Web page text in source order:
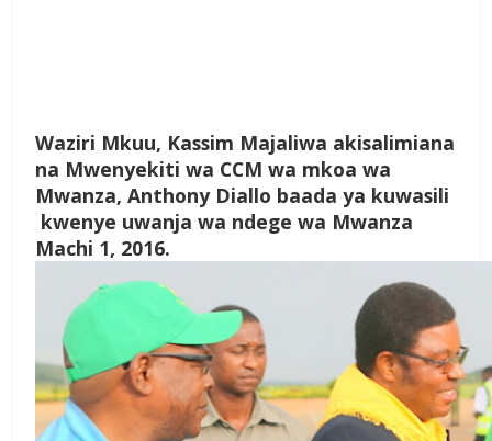
Waziri Mkuu, Kassim Majaliwa akisalimiana
na Mwenyekiti wa CCM wa mkoa wa
Mwanza, Anthony Diallo baada ya kuwasili
kwenye uwanja wa ndege wa Mwanza
Machi 1, 2016.